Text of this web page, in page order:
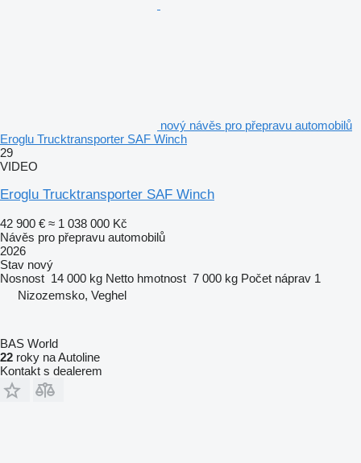
nový návěs pro přepravu automobilů
Eroglu Trucktransporter SAF Winch
29
VIDEO
Eroglu Trucktransporter SAF Winch
42 900 € ≈ 1 038 000 Kč
Návěs pro přepravu automobilů
2026
Stav nový
Nosnost 14 000 kg Netto hmotnost 7 000 kg Počet náprav 1
Nizozemsko, Veghel
BAS World
22 roky na Autoline
Kontakt s dealerem